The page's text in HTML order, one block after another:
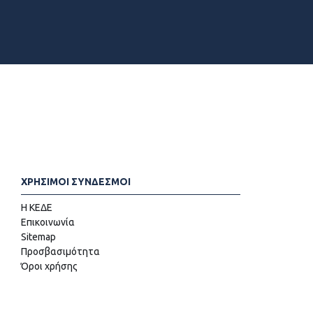
ΧΡΗΣΙΜΟΙ ΣΥΝΔΕΣΜΟΙ
Η ΚΕΔΕ
Επικοινωνία
Sitemap
Προσβασιμότητα
Όροι χρήσης